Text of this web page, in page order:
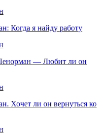
Когда я найду работу
— Любит ли он
Хочет ли он вернуться ко